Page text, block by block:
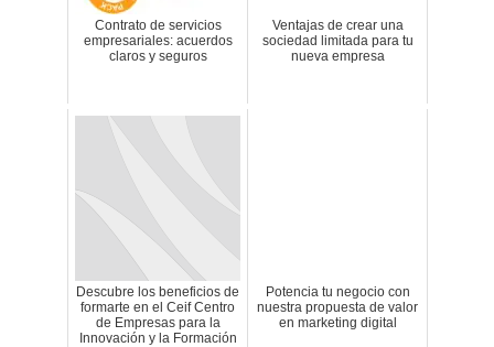
Contrato de servicios
empresariales: acuerdos
claros y seguros
Ventajas de crear una
sociedad limitada para tu
nueva empresa
Descubre los beneficios de
formarte en el Ceif Centro
de Empresas para la
Innovación y la Formación
Potencia tu negocio con
nuestra propuesta de valor
en marketing digital